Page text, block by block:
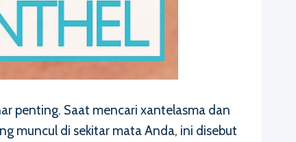
penting. Saat mencari xantelasma dan
muncul di sekitar mata Anda, ini disebut